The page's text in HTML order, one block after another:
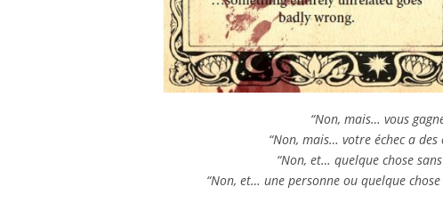
“Non, mais… vous
“Non, mais… votre échec a
“Non, et… quelque chose
“Non, et… une personne ou quelque